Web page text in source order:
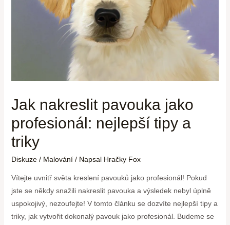
Jak nakreslit pavouka jako
profesionál: nejlepší tipy a
triky
Diskuze / Malování/ Napsal Hračky Fox
Vítejte uvnitř světa kreslení pavouků jako profesionál! Pokud
jste se někdy snažili nakreslit pavouka a výsledek nebyl úplně
uspokojivý, nezoufejte! V tomto článku se dozvíte nejlepší tipy a
triky, jak vytvořit dokonalý pavouk jako profesionál. Budeme se